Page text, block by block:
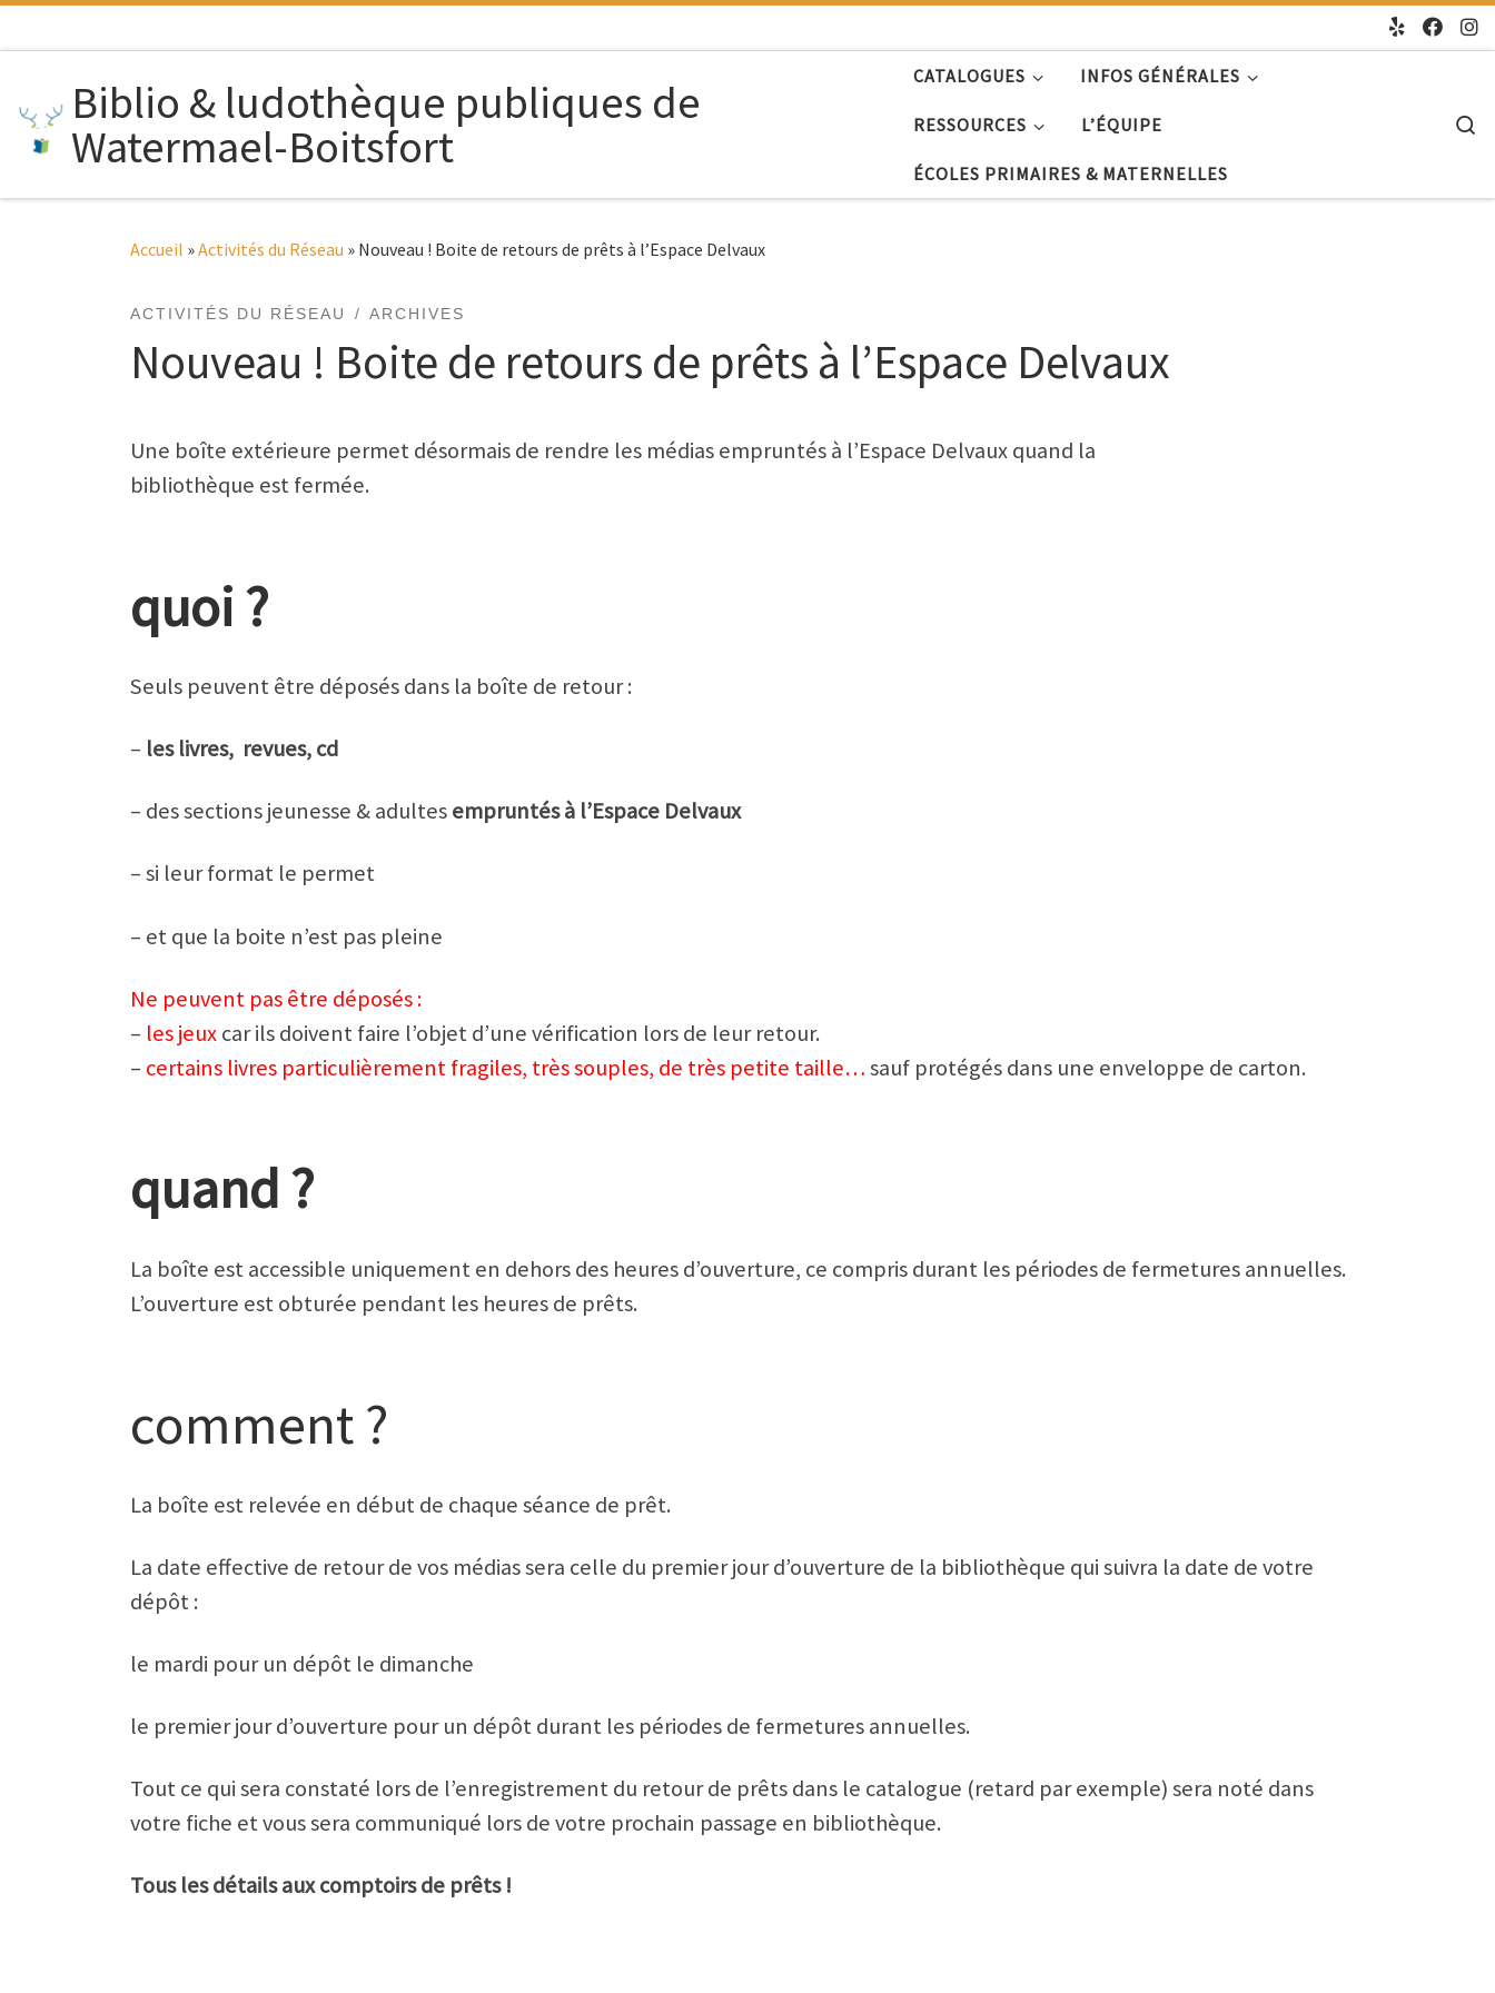
Biblio & ludothèque publiques de
Watermael-Boitsfort
CATALOGUES INFOS GÉNÉRALES
RESSOURCES L’ÉQUIPE
ÉCOLES PRIMAIRES & MATERNELLES
Accueil »Activités du Réseau » Nouveau ! Boite de retours de prêts à l’Espace Delvaux
ACTIVITÉS DU RÉSEAU ARCHIVES
Nouveau ! Boite de retours de prêts à l’Espace Delvaux
Une boîte extérieure permet désormais de rendre les médias empruntés à l’Espace Delvaux quand la
bibliothèque est fermée.
quoi ?
Seuls peuvent être déposés dans la boîte de retour :
– les livres, revues, cd
– des sections jeunesse & adultesempruntés à l’Espace Delvaux
– si leur format le permet
– et que la boite n’est pas pleine
Ne peuvent pas être déposés :
– les jeuxcar ils doivent faire l’objet d’une vérification lors de leur retour.
– certains livres particulièrement fragiles, très souples, de très petite taille…sauf protégés dans une enveloppe de carton.
quand ?
La boîte est accessible uniquement en dehors des heures d’ouverture, ce compris durant les périodes de fermetures annuelles.
L’ouverture est obturée pendant les heures de prêts.
comment ?
La boîte est relevée en début de chaque séance de prêt.
La date effective de retour de vos médias sera celle du premier jour d’ouverture de la bibliothèque qui suivra la date de votre
dépôt :
le mardi pour un dépôt le dimanche
le premier jour d’ouverture pour un dépôt durant les périodes de fermetures annuelles.
Tout ce qui sera constaté lors de l’enregistrement du retour de prêts dans le catalogue (retard par exemple) sera noté dans
votre fiche et vous sera communiqué lors de votre prochain passage en bibliothèque.
Tous les détails aux comptoirs de prêts !